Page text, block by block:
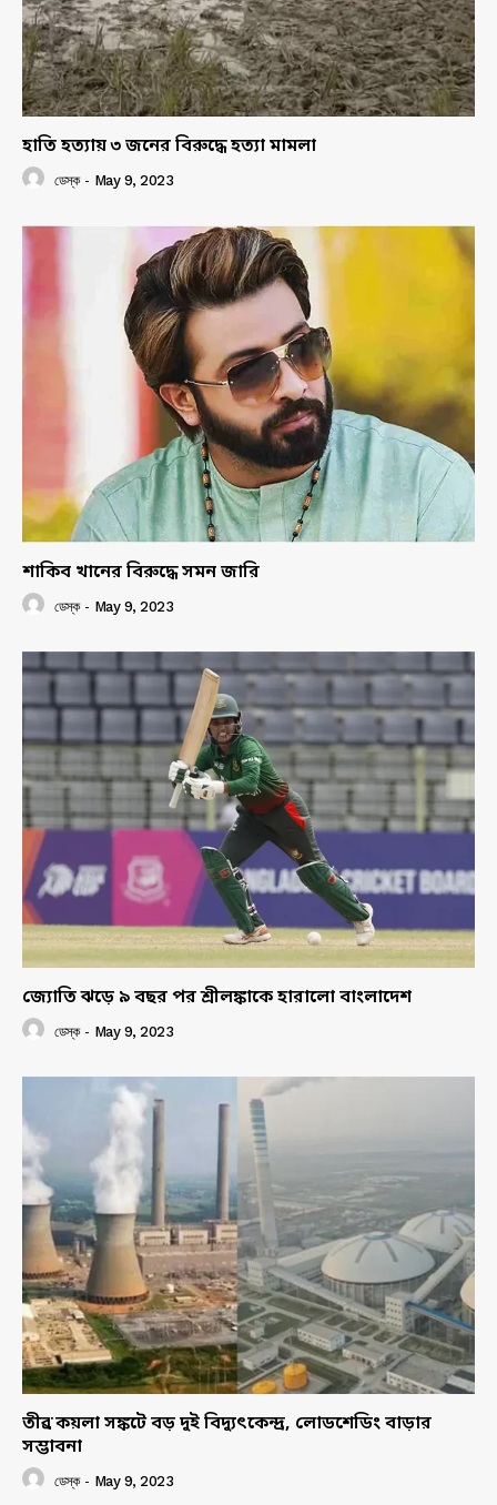
হাতি হত্যায় ৩ জনের বিরুদ্ধে হত্যা মামলা
ডেস্ক - May 9, 2023
শাকিব খানের বিরুদ্ধে সমন জারি
ডেস্ক - May 9, 2023
জ্যোতি ঝড়ে ৯ বছর পর শ্রীলঙ্কাকে হারালো বাংলাদেশ
ডেস্ক - May 9, 2023
তীব্র কয়লা সঙ্কটে বড় দুই বিদ্যুৎকেন্দ্র, লোডশেডিং বাড়ার
সম্ভাবনা
ডেস্ক - May 9, 2023